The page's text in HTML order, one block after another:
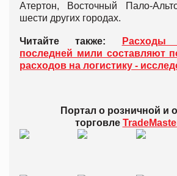
Атертон, Восточный Пало-
шести других городах.
Читайте также:
последней мили составляют
расходов на логистику -
Портал о розничной и
торговле